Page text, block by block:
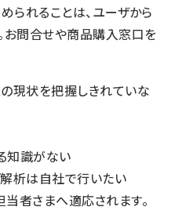
られることは、ユーザから
お問合せや商品購入窓口を
現状を把握しきれていな
知識がない
析は自社で行いたい
当者さまへ適応されます。